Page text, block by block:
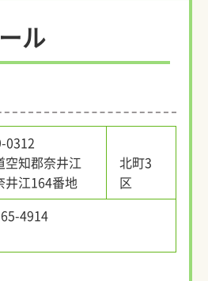
ル
0312
空知郡奈井江
井江164番地
北町3
区
4914